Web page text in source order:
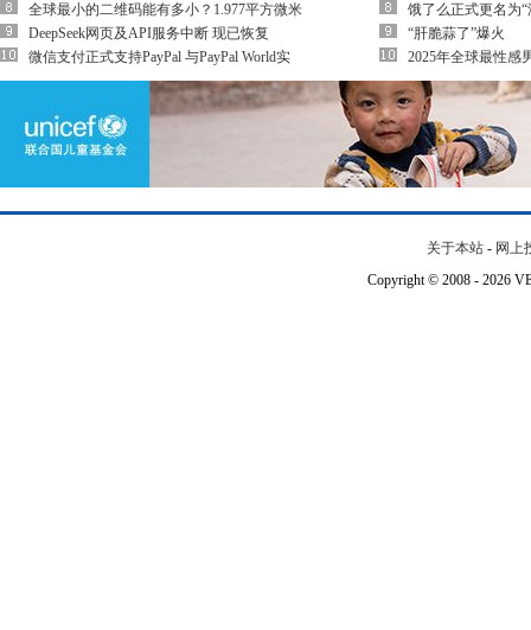
全球最小的二维码能有多小？1.977平方微米
DeepSeek网页及API服务中断 现已恢复
微信支付正式支持PayPal 与PayPal World实
饿了么正式更名为“
“肝脆蒜了”爆火
2025年全球最性感
关于本站 - 网上
Copyright © 2008 - 2026